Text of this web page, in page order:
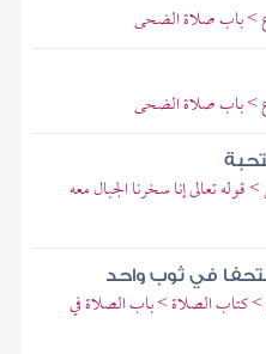
> باب صلاة الضحى
> باب صلاة الضحى
تعالى إنا سخرنا الجبال معه
في ثوب واحد
كتاب الصلاة > باب الصلاة في